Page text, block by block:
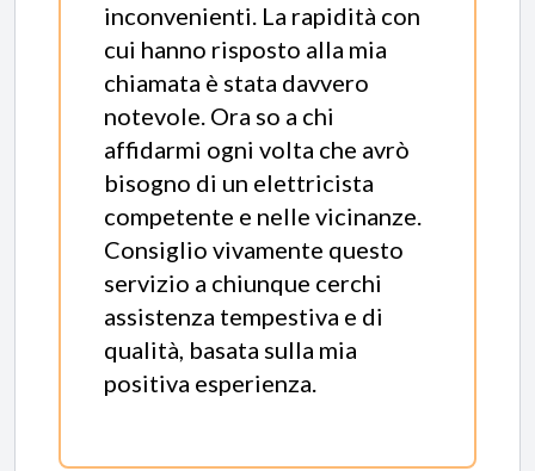
inconvenienti. La rapidità con
cui hanno risposto alla mia
chiamata è stata davvero
notevole. Ora so a chi
affidarmi ogni volta che avrò
bisogno di un elettricista
competente e nelle vicinanze.
Consiglio vivamente questo
servizio a chiunque cerchi
assistenza tempestiva e di
qualità, basata sulla mia
positiva esperienza.